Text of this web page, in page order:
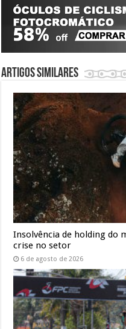
Artigos similares
Insolvência de holding do
crise no setor
6 de agosto de 2026